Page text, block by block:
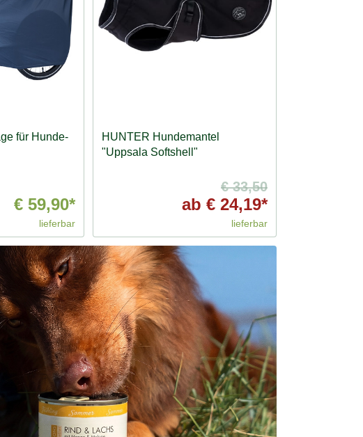
für Hunde-
€ 59,90*
lieferbar
HUNTER Hundemantel
"Uppsala Softshell"
€ 33,50
ab € 24,19*
lieferbar